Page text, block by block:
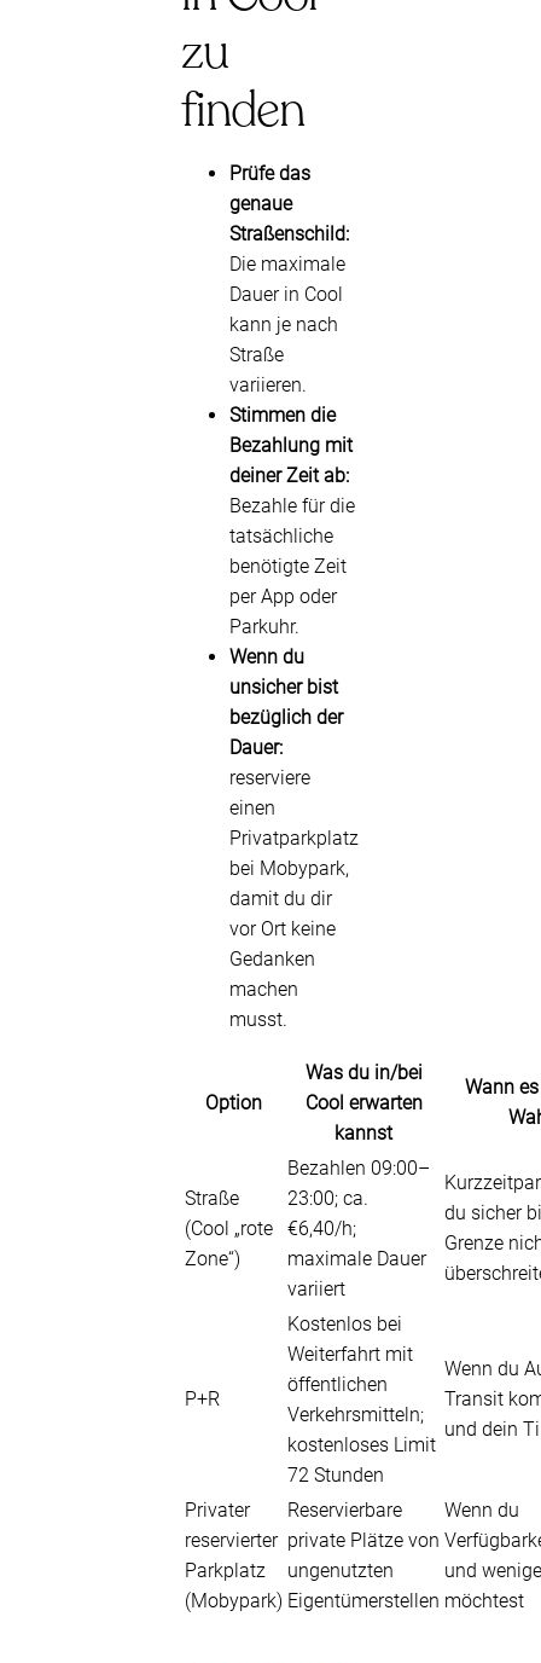
zu
finden
Prüfe das
genaue
Straßenschild:
Die maximale
Dauer in Cool
kann je nach
Straße
variieren.
Stimmen die
Bezahlung mit
deiner Zeit ab:
Bezahle für die
tatsächliche
benötigte Zeit
per App oder
Parkuhr.
Wenn du
unsicher bist
bezüglich der
Dauer:
reserviere
einen
Privatparkplatz
bei Mobypark,
damit du dir
vor Ort keine
Gedanken
machen
musst.
Option
Was du in/bei
Cool erwarten
kannst
Wann
Straße
(Cool „rote
Zone“)
Bezahlen 09:00–
23:00; ca.
€6,40/h;
maximale Dauer
variiert
du sicher
Grenze
P+R
Kostenlos bei
Weiterfahrt mit
öffentlichen
Verkehrsmitteln;
kostenloses Limit
72 Stunden
Wenn du
Transit
und dein
Privater
reservierter
Parkplatz
(Mobypark)
Reservierbare
private Plätze von
ungenutzten
Eigentümerstellen
Wenn du
und
möchtest